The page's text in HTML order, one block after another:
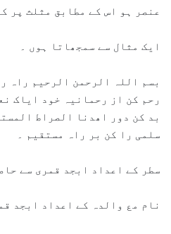
عنصر ہو اس کے مطابق مثلث پر
ایک مثال سے سمجھاتا ہوں ۔
بسم اللہ الرحمن الرحیم راہ
رحم کن از رحمانیہ خود ایاک
بد کن دور اھدنا الصراط
سلمی را کن بر راہ مستقیم ۔
سطر کے اعداد ابجد قمری سے حاصل
نام مع والدہ کے اعداد ابجد قمری